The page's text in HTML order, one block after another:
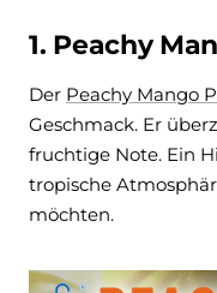
1. Peachy
Der Peachy Mango
Geschmack. Er
fruchtige Note. Ein
tropische
möchten.